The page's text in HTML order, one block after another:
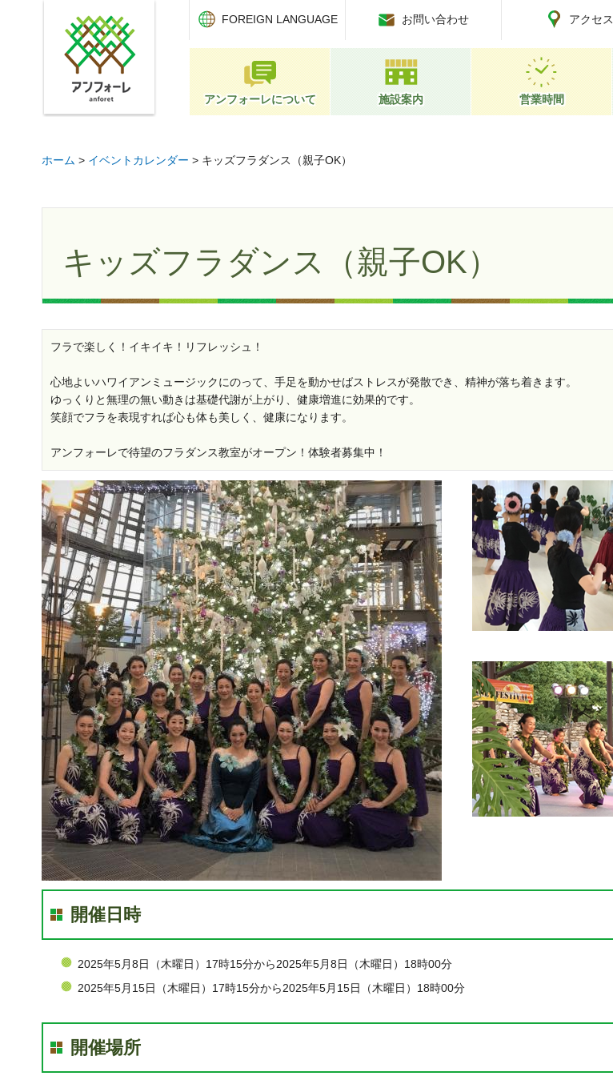
アンフォーレ
FOREIGN LANGUAGE
お問い合わせ アクセス
アンフォーレについて 施設案内 営業時間
ホーム > イベントカレンダー > キッズフラダンス（親子OK）
キッズフラダンス（親子OK）
フラで楽しく！イキイキ！リフレッシュ！
心地よいハワイアンミュージックにのって、手足を動かせばストレスが発散でき、精神が落ち着きます。
ゆっくりと無理の無い動きは基礎代謝が上がり、健康増進に効果的です。
笑顔でフラを表現すれば心も体も美しく、健康になります。
アンフォーレで待望のフラダンス教室がオープン！体験者募集中！
開催日時
2025年5月8日（木曜日）17時15分から2025年5月8日（木曜日）18時00分
2025年5月15日（木曜日）17時15分から2025年5月15日（木曜日）18時00分
開催場所